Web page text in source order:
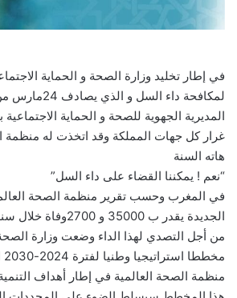
في إطار تخليد وزارة الصحة و الحماية
لمكافحة داء
المديرية الجهوية للصحة و الحماية
غرار كل جهات المملكة وقد اتخذت له منظمة
هاته السنة
“نعم ! يمكننا القضاء على داء السل”
في المغرب وحسب تقرير منظمة الصحة
الجديدة يقدر ب 35000 و 2700وفاة خلال سنة 2022.
من أجل التصدي لهذا الداء وضعت وزارة الصحة
منظمة الصحة العالمية في إطار أهداف التنمية